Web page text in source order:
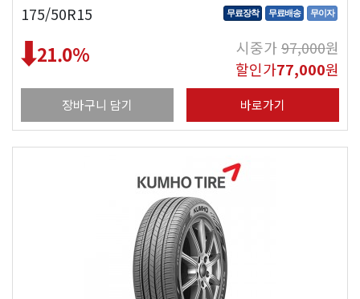
175/50R15 무료장착 무료배송 무이자
21.0% 시중가97,000원
할인가77,000원
장바구니 담기 바로가기